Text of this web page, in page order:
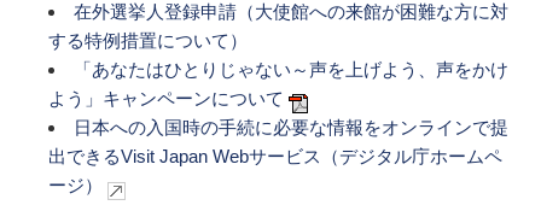
在外選挙人登録申請（大使館への来館が困難な方に対
する特例措置について）
「あなたはひとりじゃない～声を上げよう、声をかけ
よう」キャンペーンについて
日本への入国時の手続に必要な情報をオンラインで提
出できるVisit Japan Webサービス（デジタル庁ホームペ
ージ）